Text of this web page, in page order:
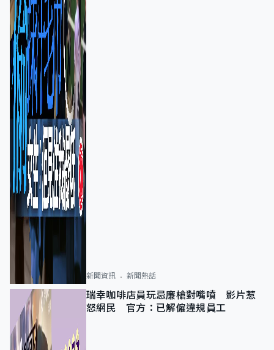
新聞資訊 新聞熱話
瑞幸咖啡店員玩忌廉槍對嘴噴 影片惹
怒網民 官方：已解僱違規員工